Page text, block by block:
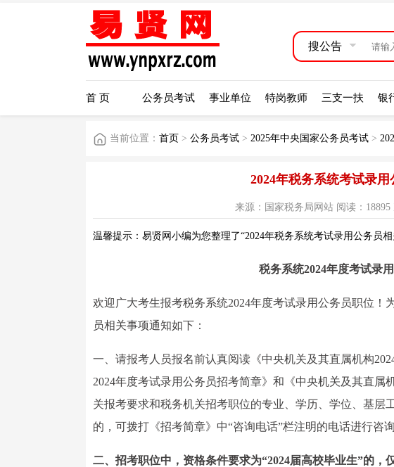
搜公告
首 页 公务员考试 事业单位 特岗教师 三支一扶 银
当前位置： 首页 > 公务员考试 > 2025年中央国家公务员考试 >
2024年税务系统考试录
来源：国家税务局网站 阅读：18895
温馨提示：易贤网小编为您整理了“2024年税务系统考试录用公务员
税务系统2024年度考试录
欢迎广大考生报考税务系统2024年度考试录用公务员职位！
员相关事项通知如下：
一、请报考人员报名前认真阅读《中央机关及其直属机构
2024年度考试录用公务员招考简章》和《中央机关及其直
关报考要求和税务机关招考职位的专业、学历、学位、基层
的，可拨打《招考简章》中“咨询电话”栏注明的电话进行咨询
二、招考职位中，资格条件要求为“2024届高校毕业生”的，